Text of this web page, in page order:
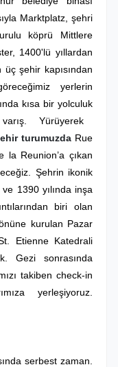
Marktplatz, şehri
köprü Mittlere
1400'lü yıllardan
şehir kapısından
yerlerin
kısa bir yolculuk
Yürüyerek
turumuzda Rue
la Reunion’a çıkan
Şehrin ikonik
1390 yılında inşa
biri olan
kurulan Pazar
Etienne Katedrali
Gezi sonrasında
takiben check-in
yerleşiyoruz.
serbest zaman.